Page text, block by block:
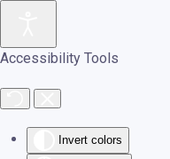
Accessibility Tools
Invert colors
Skip to main content